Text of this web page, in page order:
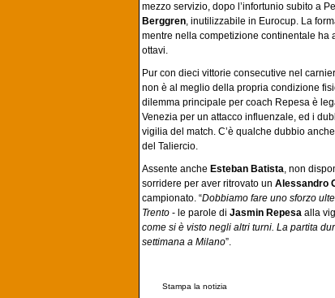
mezzo servizio, dopo l’infortunio subito a
Berggren, inutilizzabile in Eurocup. La
mentre nella competizione continentale ha
ottavi.
Pur con dieci vittorie consecutive nel
non è al meglio della propria condizione
dilemma principale per coach Repesa è
Venezia per un attacco influenzale, ed i
vigilia del match. C’è qualche dubbio
del Taliercio.
Assente anche Esteban Batista, non
sorridere per aver ritrovato un Alessandro
campionato. “Dobbiamo fare uno sforzo
Trento - le parole di Jasmin Repesa alla
come si è visto negli altri turni. La partita
settimana a Milano”.
Stampa la notizia